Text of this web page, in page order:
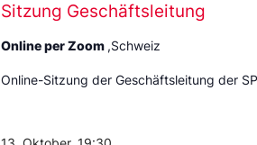
Sitzung Geschäftsleitung
Online per Zoom ,Schweiz
Online-Sitzung der Geschäftsleitung der